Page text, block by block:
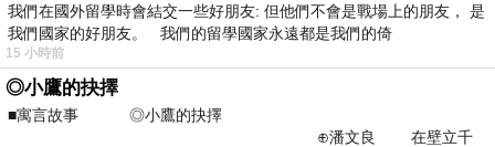
我們在國外留學時會結交一些好朋友: 但他們不會是戰場上的朋友， 是
我們國家的好朋友。 我們的留學國家永遠都是我們的倚
15 小時前
◎小鷹的抉擇
■寓言故事 ◎小鷹的抉擇
⊕潘文良 在壁立千